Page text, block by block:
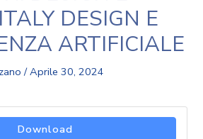
DESIGN E
ARTIFICIALE
/Aprile 30, 2024
Download